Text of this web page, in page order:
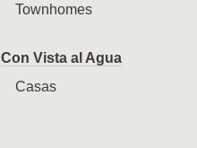
Townhomes
Con Vista al Agua
Casas